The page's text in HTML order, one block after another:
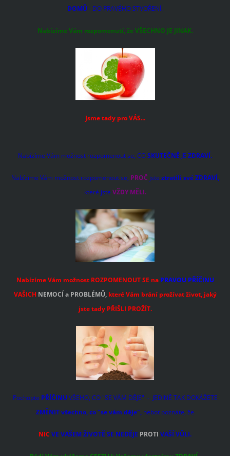
DOMŮ - DO PRAVÉHO STVOŘENÍ.
Nabízíme Vám rozpomenutí, že VŠECHNO JE JINAK.
Jsme tady pro VÁS...
Nabízíme Vám možnost rozpomenout se, COSKUTEČNĚ JE ZDRAVÍ.
Nabízíme Vám možnost rozpomenout se, PROČ jste ztratili své ZDRAVÍ,
které jste VŽDY MĚLI.
Nabízíme Vám možnost ROZPOMENOUT SE na PRAVOU PŘÍČINU
VAŠICH NEMOCÍ a PROBLÉMŮ,které Vám brání prožívat život, jaký
jste tady PŘIŠLI PROŽÍT.
Pochopte PŘÍČINU VŠEHO, CO "SE VÁM DĚJE" - JEDINĚ TAK DOKÁŽETE
ZMĚNIT všechno, co "se vám děje", neboť poznáte, že
NIC VE VAŠEM ŽIVOTĚ SE NEDĚJE PROTI VAŠÍ VŮLI.